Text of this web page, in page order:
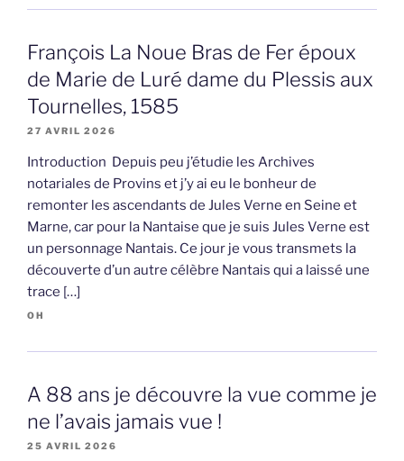
François La Noue Bras de Fer époux
de Marie de Luré dame du Plessis aux
Tournelles, 1585
27 AVRIL 2026
Introduction Depuis peu j’étudie les Archives
notariales de Provins et j’y ai eu le bonheur de
remonter les ascendants de Jules Verne en Seine et
Marne, car pour la Nantaise que je suis Jules Verne est
un personnage Nantais. Ce jour je vous transmets la
découverte d’un autre célèbre Nantais qui a laissé une
trace […]
OH
A 88 ans je découvre la vue comme je
ne l’avais jamais vue !
25 AVRIL 2026